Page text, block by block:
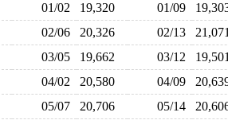
01/02 19,320 01/09
02/06 20,326 02/13
03/05 19,662 03/12
04/02 20,580 04/09
05/07 20,706 05/14